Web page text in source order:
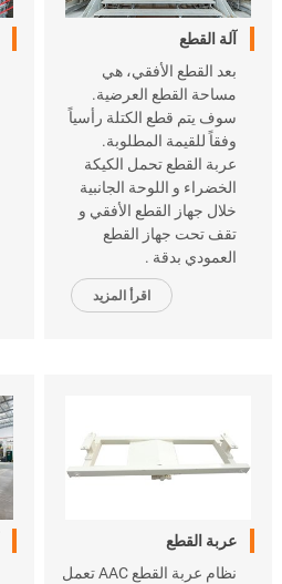
آلة القطع
بعد القطع الأفقي، هي
مساحة القطع العرضية.
سوف يتم قطع الكتلة رأسياً
وفقاً للقيمة المطلوبة.
عربة القطع تحمل الكيكة
الخضراء و اللوحة الجانبية
خلال جهاز القطع الأفقي و
تقف تحت جهاز القطع
العمودي بدقة .
اقرأ المزيد
عربة القطع
نظام عربة القطع AAC تعمل